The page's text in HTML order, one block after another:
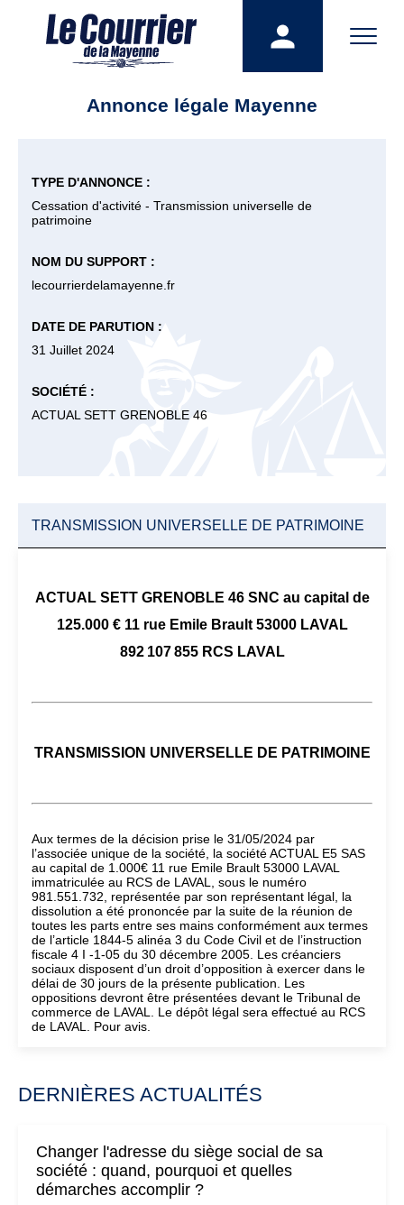
Annonce légale Mayenne
TYPE D'ANNONCE :
Cessation d'activité - Transmission universelle de
patrimoine
NOM DU SUPPORT :
lecourrierdelamayenne.fr
DATE DE PARUTION :
31 Juillet 2024
SOCIÉTÉ :
ACTUAL SETT GRENOBLE 46
TRANSMISSION UNIVERSELLE DE PATRIMOINE
ACTUAL SETT GRENOBLE 46 SNC au capital de
125.000 € 11 rue Emile Brault 53000 LAVAL
892 107 855 RCS LAVAL
TRANSMISSION UNIVERSELLE DE PATRIMOINE
Aux termes de la décision prise le 31/05/2024 par
l’associée unique de la société, la société ACTUAL E5 SAS
au capital de 1.000€ 11 rue Emile Brault 53000 LAVAL
immatriculée au RCS de LAVAL, sous le numéro
981.551.732, représentée par son représentant légal, la
dissolution a été prononcée par la suite de la réunion de
toutes les parts entre ses mains conformément aux termes
de l’article 1844-5 alinéa 3 du Code Civil et de l’instruction
fiscale 4 I -1-05 du 30 décembre 2005. Les créanciers
sociaux disposent d’un droit d’opposition à exercer dans le
délai de 30 jours de la présente publication. Les
oppositions devront être présentées devant le Tribunal de
commerce de LAVAL. Le dépôt légal sera effectué au RCS
de LAVAL. Pour avis.
DERNIÈRES ACTUALITÉS
Changer l'adresse du siège social de sa
société : quand, pourquoi et quelles
démarches accomplir ?